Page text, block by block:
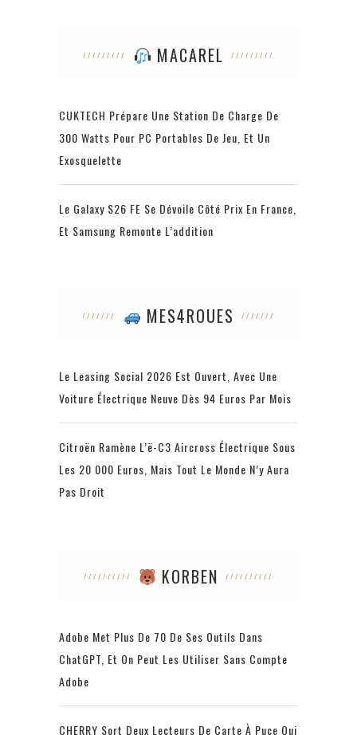
MACAREL
CUKTECH Prépare Une Station De Charge De
300 Watts Pour PC Portables De Jeu, Et Un
Exosquelette
Le Galaxy S26 FE Se Dévoile Côté Prix En France,
Et Samsung Remonte L’addition
MES4ROUES
Le Leasing Social 2026 Est Ouvert, Avec Une
Voiture Électrique Neuve Dès 94 Euros Par Mois
Citroën Ramène L’ë-C3 Aircross Électrique Sous
Les 20 000 Euros, Mais Tout Le Monde N’y Aura
Pas Droit
KORBEN
Adobe Met Plus De 70 De Ses Outils Dans
ChatGPT, Et On Peut Les Utiliser Sans Compte
Adobe
CHERRY Sort Deux Lecteurs De Carte À Puce Qui